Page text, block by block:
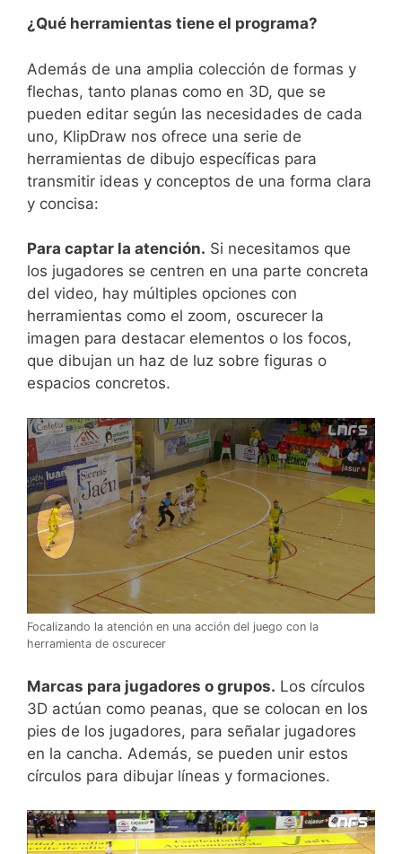
¿Qué herramientas tiene el programa?
Además de una amplia colección de formas y
flechas, tanto planas como en 3D, que se
pueden editar según las necesidades de cada
uno, KlipDraw nos ofrece una serie de
herramientas de dibujo específicas para
transmitir ideas y conceptos de una forma clara
y concisa:
Para captar la atención. Si necesitamos que
los jugadores se centren en una parte concreta
del video, hay múltiples opciones con
herramientas como el zoom, oscurecer la
imagen para destacar elementos o los focos,
que dibujan un haz de luz sobre figuras o
espacios concretos.
Focalizando la atención en una acción del juego con la
herramienta de oscurecer
Marcas para jugadores o grupos. Los círculos
3D actúan como peanas, que se colocan en los
pies de los jugadores, para señalar jugadores
en la cancha. Además, se pueden unir estos
círculos para dibujar líneas y formaciones.